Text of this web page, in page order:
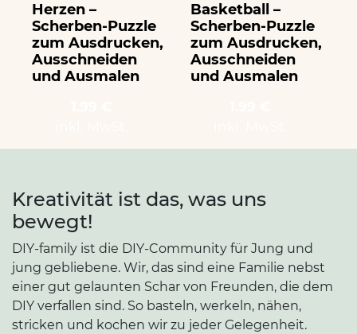
Herzen –
Scherben-Puzzle
zum Ausdrucken,
Ausschneiden
und Ausmalen
Basketball –
Scherben-Puzzle
zum Ausdrucken,
Ausschneiden
und Ausmalen
Kreativität ist das, was uns
bewegt!
DIY-family ist die DIY-Community für Jung und
jung gebliebene. Wir, das sind eine Familie nebst
einer gut gelaunten Schar von Freunden, die dem
DIY verfallen sind. So basteln, werkeln, nähen,
stricken und kochen wir zu jeder Gelegenheit.